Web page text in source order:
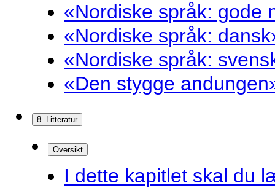
«Nordiske språk: gode
«Nordiske språk:
«Nordiske språk:
«Den stygge
8. Litteratur
Oversikt
I dette kapitlet skal du